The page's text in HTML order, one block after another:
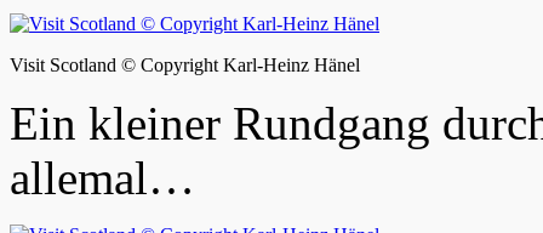
Visit Scotland © Copyright Karl-Heinz Hänel
Ein kleiner Rundgang
allemal…